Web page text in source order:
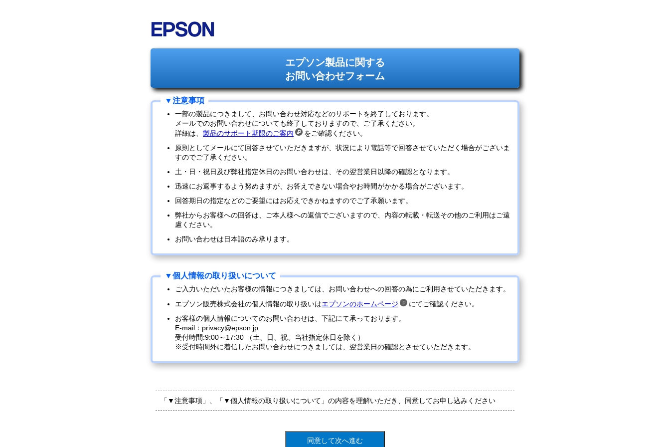
エプソン製品に関する
お問い合わせフォーム
一部の製品につきまして、お問い合わせ対応などのサポートを終了しております。
メールでのお問い合わせについても終了しておりますので、ご了承ください。
詳細は、 製品のサポート期限のご案内
をご確認ください。
原則としてメールにて回答させていただきますが、状況により電話等で回答させていただく場合がございま
すのでご了承ください。
土・日・祝日及び弊社指定休日のお問い合わせは、その翌営業日以降の確認となります。
迅速にお返事するよう努めますが、お答えできない場合やお時間がかかる場合がございます。
回答期日の指定などのご要望にはお応えできかねますのでご了承願います。
弊社からお客様への回答は、ご本人様への返信でございますので、内容の転載・転送その他のご利用はご遠
慮ください。
お問い合わせは日本語のみ承ります。
ご入力いただいたお客様の情報につきましては、お問い合わせへの回答の為にご利用させていただきます。
エプソン販売株式会社の個人情報の取り扱いはエプソンのホームページ
にてご確認ください。
お客様の個人情報についてのお問い合わせは、下記にて承っております。
E-mail：privacy@epson.jp
受付時間:9:00～17:30 （土、日、祝、当社指定休日を除く）
※受付時間外に着信したお問い合わせにつきましては、翌営業日の確認とさせていただきます。
「▼注意事項」、「▼個人情報の取り扱いについて」の内容を理解いただき、同意してお申し込みください